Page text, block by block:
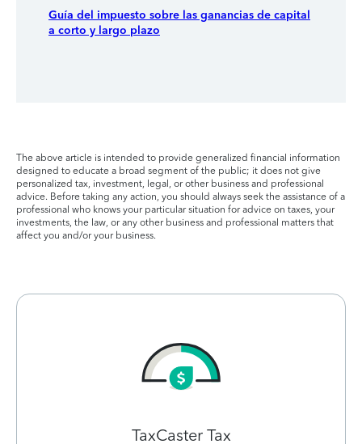
Guía del impuesto sobre las ganancias de capital
a corto y largo plazo
The above article is intended to provide generalized financial information
designed to educate a broad segment of the public; it does not give
personalized tax, investment, legal, or other business and professional
advice. Before taking any action, you should always seek the assistance of a
professional who knows your particular situation for advice on taxes, your
investments, the law, or any other business and professional matters that
affect you and/or your business.
TaxCaster Tax